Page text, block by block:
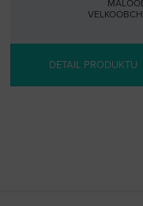
DETAIL PRODUKTU